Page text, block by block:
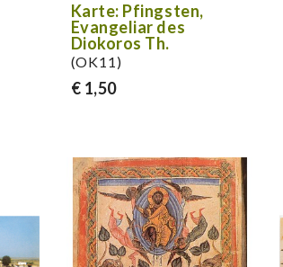
Karte: Pfingsten,
Evangeliar des
Diokoros Th.
(OK11)
€ 1,50